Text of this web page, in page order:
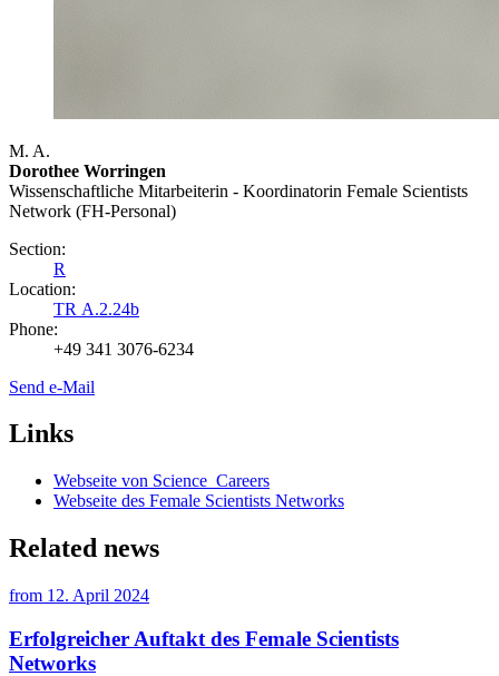
M. A.
Dorothee Worringen
Wissenschaftliche Mitarbeiterin - Koordinatorin Female Scientists
Network (FH-Personal)
Section:
R
Location:
TR A.2.24b
Phone:
+49 341 3076-6234
Send e-Mail
Links
Webseite von Science_Careers
Webseite des Female Scientists Networks
Related news
from 12. April 2024
Erfolgreicher Auftakt des Female Scientists
Networks